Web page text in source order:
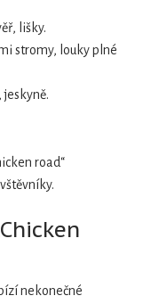
lišky.
stromy, louky plné
road“
nekonečné